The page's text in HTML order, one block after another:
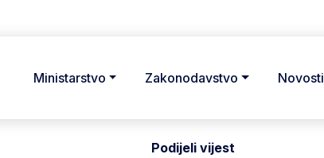
Ministarstvo Zakonodavstvo Novosti
Podijeli vijest